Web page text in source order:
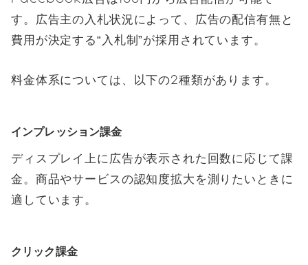
す。広告主の入札状況によって、広告の配信有無と
費用が決定する“入札制”が採用されています。
料金体系については、以下の2種類があります。
インプレッション課金
ディスプレイ上に広告が表示された回数に応じて課
金。商品やサービスの認知度拡大を測りたいときに
適しています。
クリック課金